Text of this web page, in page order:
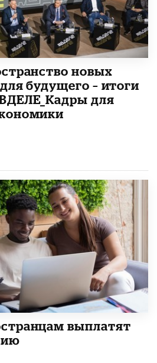
новых
будущего – итоги
для
выплатят